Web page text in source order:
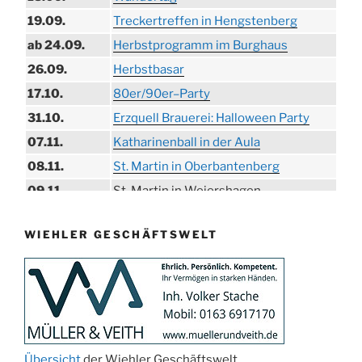
19.09.
Treckertreffen in Hengstenberg
ab 24.09.
Herbstprogramm im Burghaus
26.09.
Herbstbasar
17.10.
80er/90er–Party
31.10.
Erzquell Brauerei: Halloween Party
07.11.
Katharinenball in der Aula
08.11.
St. Martin in Oberbantenberg
09.11.
St. Martin in Weiershagen
11.11.
„DÜX“ im Burghaus
Proklamation der Tollitäten
15.11.
Konzert Bielsteiner Männerchor
15.11.
Volkstrauertag am Ehrenmal
27.11.
Anknipsfest an der Oberbantenberger
Kirche
WIEHLER GESCHÄFTSWELT